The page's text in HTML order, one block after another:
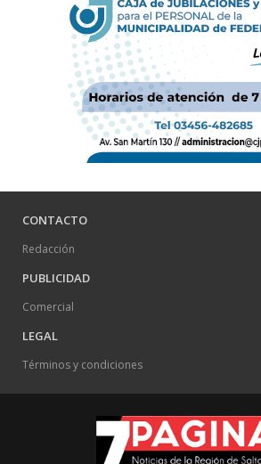
CONTACTO
Redacción
PUBLICIDAD
Comercial
LEGAL
Términos y condiciones